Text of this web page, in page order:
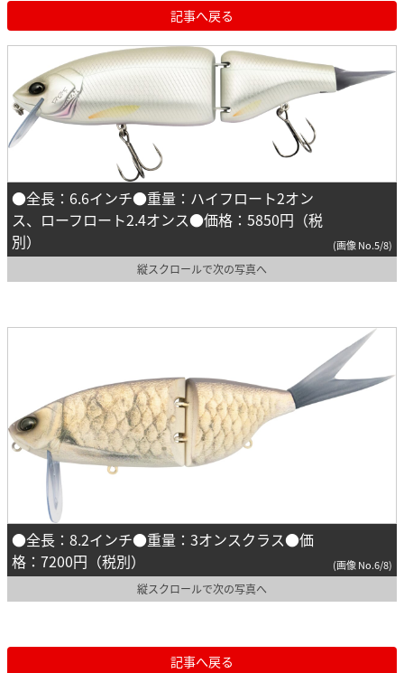
記事へ戻る
●全長：6.6インチ●重量：ハイフロート2オン
ス、ローフロート2.4オンス●価格：5850円（税
別）
(画像 No.5/8)
縦スクロールで次の写真へ
●全長：8.2インチ●重量：3オンスクラス●価
格：7200円（税別）
(画像 No.6/8)
縦スクロールで次の写真へ
記事へ戻る